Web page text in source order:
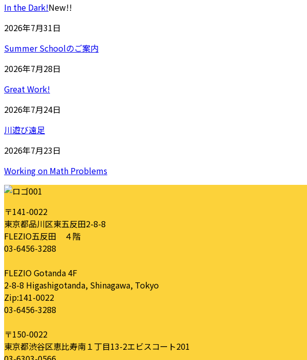
In the Dark!New!!
2026年7月31日
Summer Schoolのご案内
2026年7月28日
Great Work!
2026年7月24日
川遊び遠足
2026年7月23日
Working on Math Problems
〒141-0022
東京都品川区東五反田2-8-8
FLEZIO五反田 ４階
03-6456-3288
FLEZIO Gotanda 4F
2-8-8 Higashigotanda, Shinagawa, Tokyo
Zip:141-0022
03-6456-3288
〒150-0022
東京都渋谷区恵比寿南１丁目13-2エビスコート201